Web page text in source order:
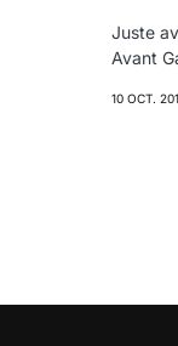
Juste
Avant
10 OCT.